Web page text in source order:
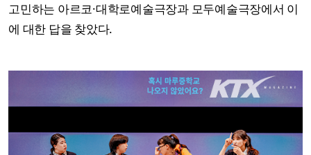
고민하는 아르코·대학로예술극장과 모두예술극장에서 이
에 대한 답을 찾았다.